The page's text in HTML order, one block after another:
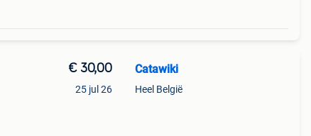
€ 30,00
25 jul 26
Catawiki
Heel België